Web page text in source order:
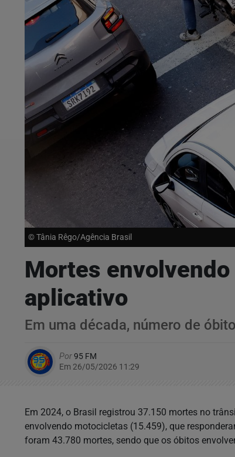
© Tânia Rêgo/Agência Brasil
Mortes
aplicativo
Em uma década, número de
Por95 FM
Em 26/05/2026 11:29
Em 2024, o Brasil registrou 37.150 mortes no
envolvendo motocicletas (15.459), que
foram 43.780 mortes, sendo que os óbitos